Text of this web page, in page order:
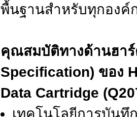
พื้นฐานสําหรับทุกองค์
คุณสมบัติทางด้านฮาร์
Specification) ของ
Data Cartridge